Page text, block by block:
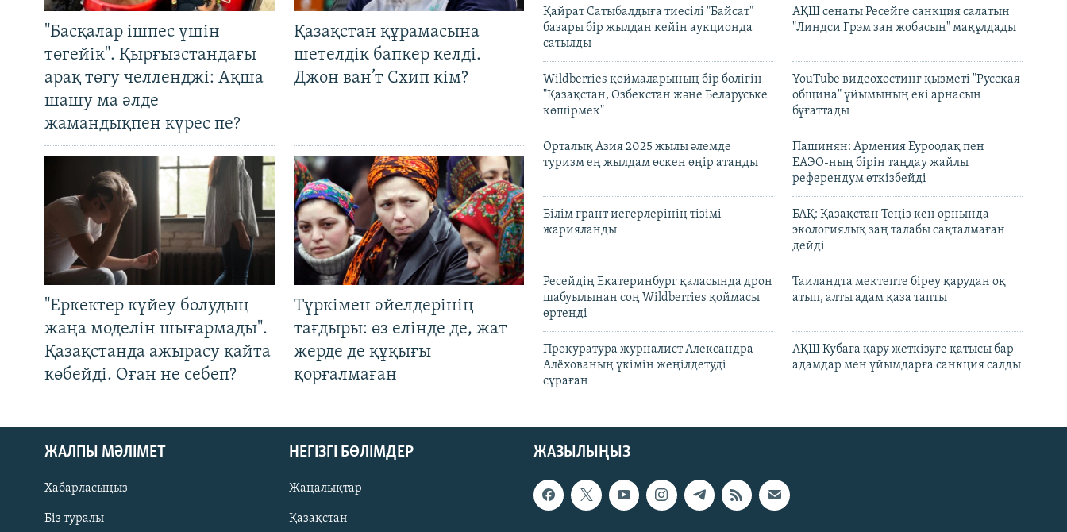
"Басқалар ішпес үшін
төгейік". Қырғызстандағы
арақ төгу челленджі: Ақша
шашу ма әлде
жамандықпен күрес пе?
Қазақстан құрамасына
шетелдік бапкер келді.
Джон ван’т Схип кім?
"Еркектер күйеу болудың
жаңа моделін шығармады".
Қазақстанда ажырасу қайта
көбейді. Оған не себеп?
Түркімен әйелдерінің
тағдыры: өз елінде де, жат
жерде де құқығы
қорғалмаған
Қайрат Сатыбалдыға тиесілі "Байсат"
базары бір жылдан кейін аукционда
сатылды
АҚШ сенаты Ресейге санкция салатын
"Линдси Грэм заң жобасын" мақұлдады
Wildberries қоймаларының бір бөлігін
"Қазақстан, Өзбекстан және Беларуське
көшірмек"
YouTube видеохостинг қызметі "Русская
община" ұйымының екі арнасын
бұғаттады
Орталық Азия 2025 жылы әлемде
туризм ең жылдам өскен өңір атанды
Пашинян: Армения Еуроодақ пен
ЕАЭО-ның бірін таңдау жайлы
референдум өткізбейді
Білім грант иегерлерінің тізімі
жарияланды
БАҚ: Қазақстан Теңіз кен орнында
экологиялық заң талабы сақталмаған
дейді
Ресейдің Екатеринбург қаласында дрон
шабуылынан соң Wildberries қоймасы
өртенді
Таиландта мектепте біреу қарудан оқ
атып, алты адам қаза тапты
Прокуратура журналист Александра
Алёхованың үкімін жеңілдетуді
сұраған
АҚШ Кубаға қару жеткізуге қатысы бар
адамдар мен ұйымдарға санкция салды
ЖАЗЫЛЫҢЫЗ
ЖАЛПЫ МӘЛІМЕТ
Хабарласыңыз
Біз туралы
НЕГІЗГІ БӨЛІМДЕР
Жаңалықтар
Қазақстан